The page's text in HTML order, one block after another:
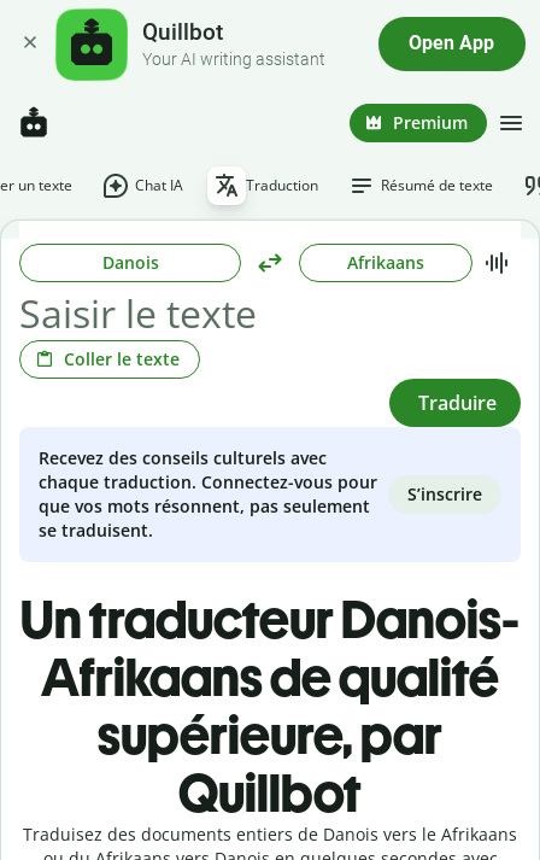
Quillbot
Your AI writing assistant
Open App
Premium
un texte Chat IA Traduction Résumé de texte
Danois Afrikaans
Coller le texte
Traduire
Recevez des conseils culturels avec
chaque traduction. Connectez-vous pour
que vos mots résonnent, pas seulement
se traduisent.
S’inscrire
Un traducteur Danois-
Afrikaans de qualité
supérieure, par
Quillbot
Traduisez des documents entiers de Danois vers le Afrikaans